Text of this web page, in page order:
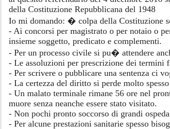
della Costituzione Repubblicana del 1948
Io mi domando: � colpa della Costituzione
- Ai concorsi per magistrato o per notaio o
insieme soggetto, predicato e complementi.
- Per un processo civile si pu� attendere
- Le assoluzioni per prescrizione dei termini
- Per scrivere o pubblicare una sentenza ci
- La certezza del diritto si perde molto
- Un malato terminale rimane 56 ore nel
muore senza neanche essere stato visitato.
- Non pochi pronto soccorso di grandi
- Per alcune prestazioni sanitarie spesso